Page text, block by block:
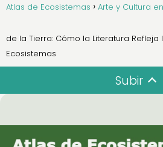
Atlas de Ecosistemas Arte y Cultura
de la Tierra: Cómo la Literatura
Ecosistemas
Subir